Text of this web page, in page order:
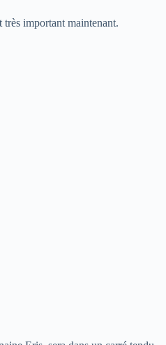
important maintenant.